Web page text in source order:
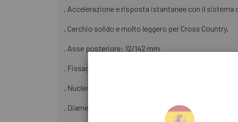
. Accelerazione e risposta istantanee con il sistema
. Cerchio solido e molto leggero per Cross Country.
. Asse posteriore: 12/142 mm
. Fissaggio disco: 6 viti
. Nucleo: Sram/Shimano HG (HyperGlide), Sram XD
. Diametro: 29"